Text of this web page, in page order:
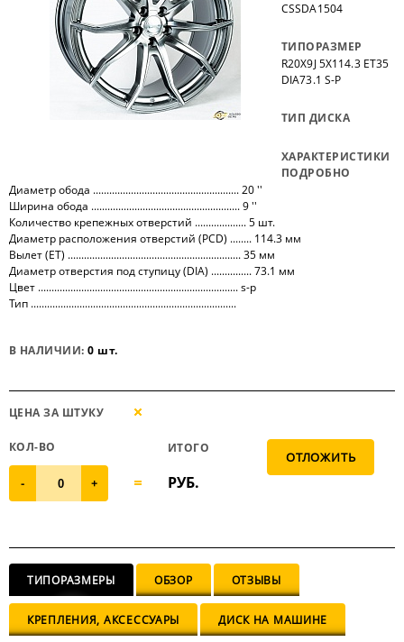
CSSDA1504
ТИПОРАЗМЕР
R20X9J 5X114.3 ET35
DIA73.1 S-P
ТИП ДИСКА
ХАРАКТЕРИСТИКИ
ПОДРОБНО
Диаметр обода ...................................................... 20 ''
Ширина обода ....................................................... 9 ''
Количество крепежных отверстий ................... 5 шт.
Диаметр расположения отверстий (PCD) ........ 114.3 мм
Вылет (ET) ................................................................ 35 мм
Диаметр отверстия под ступицу (DIA) ............... 73.1 мм
Цвет .......................................................................... s-p
Тип ............................................................................
В НАЛИЧИИ:0 шт.
ЦЕНА ЗА ШТУКУ
КОЛ-ВО
- +
ИТОГО
РУБ.
ТИПОРАЗМЕРЫ ОБЗОР ОТЗЫВЫ
КРЕПЛЕНИЯ, АКСЕССУАРЫ ДИСК НА МАШИНЕ